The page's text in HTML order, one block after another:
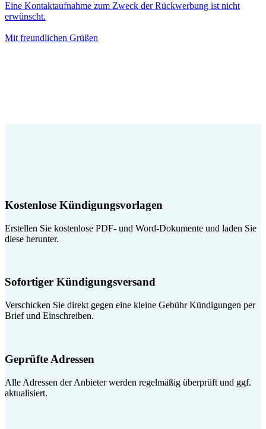
Eine Kontaktaufnahme zum Zweck der Rückwerbung ist nicht
erwünscht.
Mit freundlichen Grüßen
Kostenlose Kündigungsvorlagen
Erstellen Sie kostenlose PDF- und Word-Dokumente und laden Sie
diese herunter.
Sofortiger Kündigungsversand
Verschicken Sie direkt gegen eine kleine Gebühr Kündigungen per
Brief und Einschreiben.
Geprüfte Adressen
Alle Adressen der Anbieter werden regelmäßig überprüft und ggf.
aktualisiert.